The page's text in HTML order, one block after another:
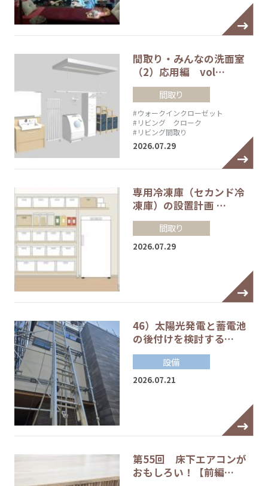
間取り・みんなの洗面室
（2）応用編 vol…
間取り
#ウォークインクローゼット
#リビング クローク
#リビング間取り
2026.07.29
専用冷凍庫（セカンド冷
凍庫）の設置計画 …
間取り
2026.07.29
46）太陽光発電と蓄電池
の後付けを検討する…
設備
2026.07.21
第55回 床下エアコンが
おもしろい！【前編…